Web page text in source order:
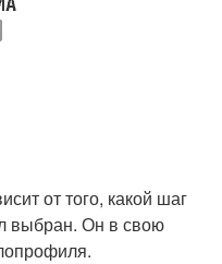
от того, какой шаг
выбран. Он в свою